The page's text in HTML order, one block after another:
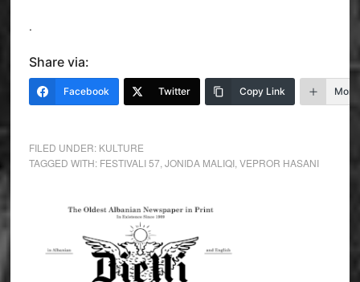
.
Share via:
Facebook Twitter Copy Link More
FILED UNDER: KULTURE
TAGGED WITH: FESTIVALI 57, JONIDA MALIQI, VEPROR HASANI